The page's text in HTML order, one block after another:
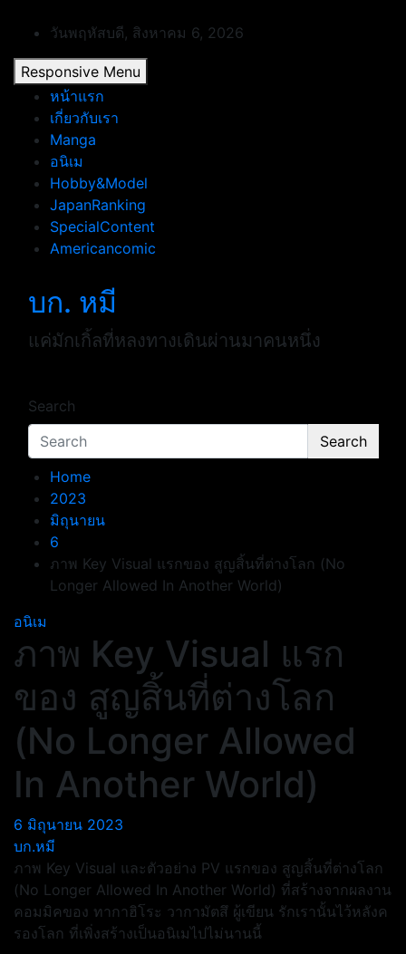
content
วันพฤหัสบดี, สิงหาคม 6, 2026
Responsive Menu
หน้าแรก
เกี่ยวกับเรา
Manga
อนิเม
Hobby&Model
JapanRanking
SpecialContent
Americancomic
บก. หมี
แค่มักเกิ้ลที่หลงทางเดินผ่านมาคนหนึ่ง
Search
Search
Home
2023
มิถุนายน
6
ภาพ Key Visual แรกของ สูญสิ้นที่ต่างโลก (No
Longer Allowed In Another World)
อนิเม
ภาพ Key Visual แรก
ของ สูญสิ้นที่ต่างโลก
(No Longer Allowed
In Another World)
6 มิถุนายน 2023
บก.หมี
ภาพ Key Visual และตัวอย่าง PV แรกของ สูญสิ้นที่ต่างโลก
(No Longer Allowed In Another World) ที่สร้างจากผลงาน
คอมมิคของ ทากาฮิโระ วากามัตสึ ผู้เขียน รักเรานั้นไว้หลังค
รองโลก ที่เพิ่งสร้างเป็นอนิเมไปไม่นานนี้